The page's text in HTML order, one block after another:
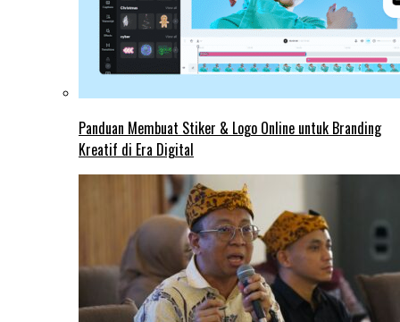
Panduan Membuat Stiker & Logo Online untuk Branding
Kreatif di Era Digital